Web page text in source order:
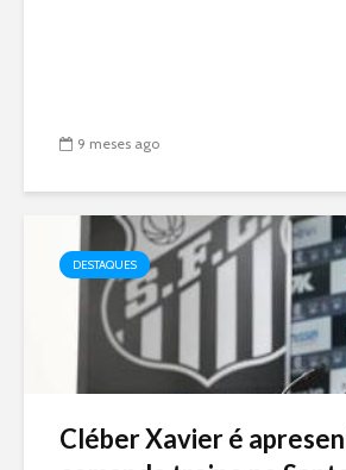
9 meses ago
DESTAQUES
Cléber Xavier é